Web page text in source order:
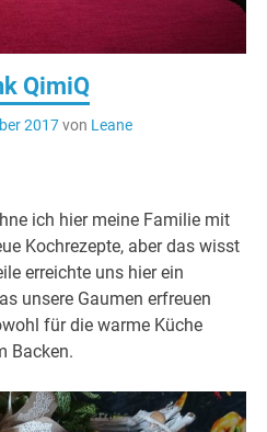
QimiQ
2017von Leane
ich hier meine Familie mit
Kochrezepte, aber das wisst
erreichte uns hier ein
unsere Gaumen erfreuen
für die warme Küche
Backen.